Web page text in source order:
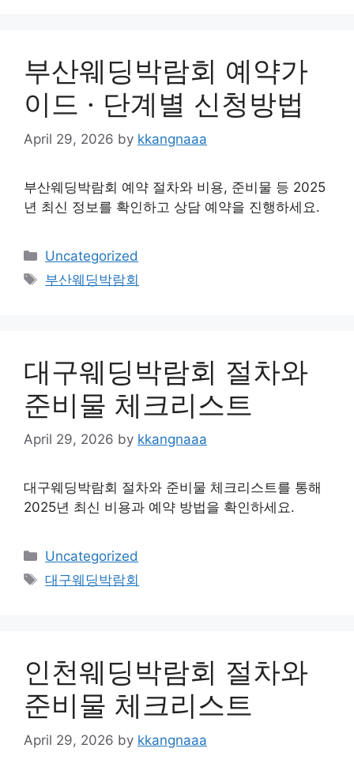
부산웨딩박람회 예약가
이드 · 단계별 신청방법
April 29, 2026 by kkangnaaa
부산웨딩박람회 예약 절차와 비용, 준비물 등 2025
년 최신 정보를 확인하고 상담 예약을 진행하세요.
Categories
Uncategorized
Tags
부산웨딩박람회
대구웨딩박람회 절차와
준비물 체크리스트
April 29, 2026 by kkangnaaa
대구웨딩박람회 절차와 준비물 체크리스트를 통해
2025년 최신 비용과 예약 방법을 확인하세요.
Categories
Uncategorized
Tags
대구웨딩박람회
인천웨딩박람회 절차와
준비물 체크리스트
April 29, 2026 by kkangnaaa